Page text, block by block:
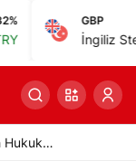
GBP
İngiliz Sterlini
Hukuk
Paylaş